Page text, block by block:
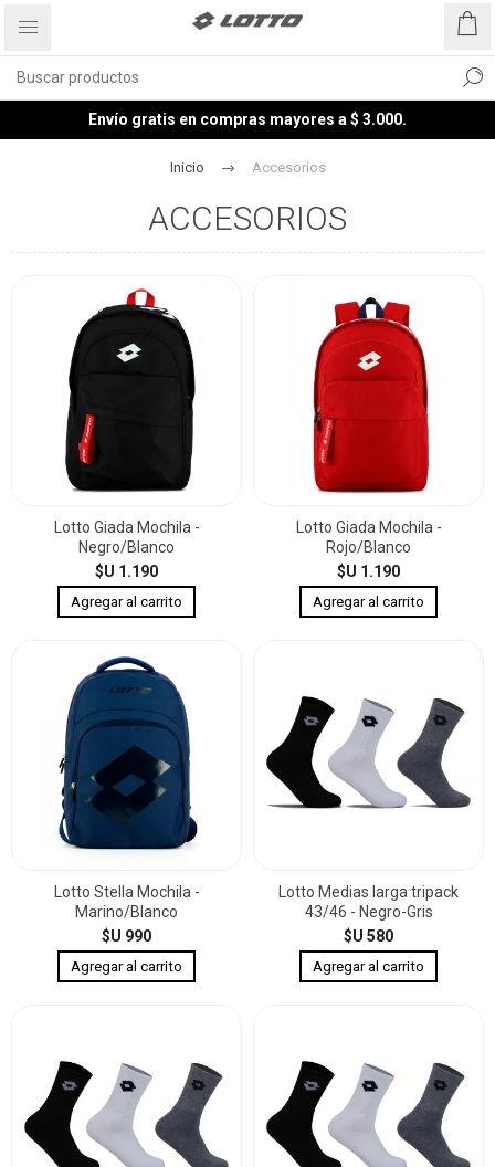
Envío gratis en compras mayores a $ 3.000.
Inicio Accesorios
ACCESORIOS
Lotto Giada Mochila -
Negro/Blanco
$U 1.190
Lotto Giada Mochila -
Rojo/Blanco
$U 1.190
Lotto Stella Mochila -
Marino/Blanco
$U 990
Lotto Medias larga tripack
43/46 - Negro-Gris
$U 580